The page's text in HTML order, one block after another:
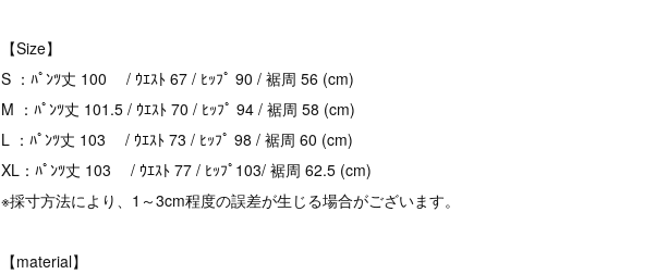
【Size】
S ：ﾊﾟﾝﾂ丈 100 / ｳｴｽﾄ 67 / ﾋｯﾌﾟ 90 / 裾周 56 (cm)
M ：ﾊﾟﾝﾂ丈 101.5 / ｳｴｽﾄ 70 / ﾋｯﾌﾟ 94 / 裾周 58 (cm)
L ：ﾊﾟﾝﾂ丈 103 / ｳｴｽﾄ 73 / ﾋｯﾌﾟ 98 / 裾周 60 (cm)
XL：ﾊﾟﾝﾂ丈 103 / ｳｴｽﾄ 77 / ﾋｯﾌﾟ103/ 裾周 62.5 (cm)
※採寸方法により、1～3cm程度の誤差が生じる場合がございます。
【material】